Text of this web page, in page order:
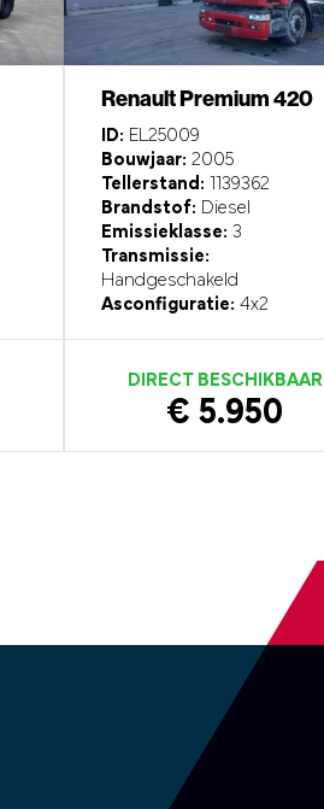
Renault Premium 420
ID: EL25009
Bouwjaar: 2005
Tellerstand: 1139362
Brandstof: Diesel
Emissieklasse: 3
Transmissie:
Handgeschakeld
Asconfiguratie: 4x2
DIRECT BESCHIKBAAR
€ 5.950